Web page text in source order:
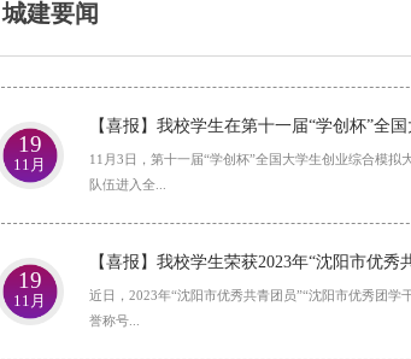
城建要闻
19
11月
【喜报】我校学生在第十一届“学创杯”全
11月3日，第十一届“学创杯”全国大学生创业综合模
队伍进入全...
19
11月
【喜报】我校学生荣获2023年“沈阳市优
近日，2023年“沈阳市优秀共青团员”“沈阳市优秀团
誉称号...